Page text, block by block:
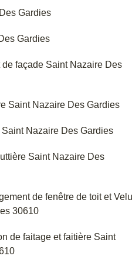
Gardies
Gardies
façade Saint Nazaire Des
Saint Nazaire Des Gardies
Nazaire Des Gardies
Saint Nazaire Des
de fenêtre de toit et
30610
de faitage et faitière Saint